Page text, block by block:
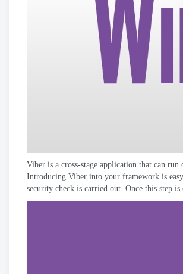
Viber is a cross-stage application that can
Introducing Viber into your framework is easy
security check is carried out. Once this step is